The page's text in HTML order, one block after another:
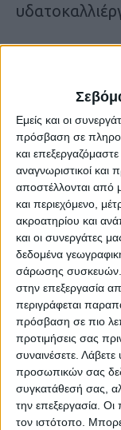
Εμείς και οι
πρόσβαση σε
και
αναγνωριστικοί
αποστέλλονται από
και περιεχόμενο,
ακροατηρίου και
και οι συνεργάτες
δεδομένα
σάρωσης συσκευών.
στην επεξεργασία
περιγράφεται
πρόσβαση σε πιο
προτιμήσεις σας
συναινέσετε. Λάβετε
προσωπικών σας
συγκατάθεσή σας,
την επεξεργασία. Οι
τον ιστότοπο.
Επιτροπής
πλαίσιο για
ενίσχυσης με
οικονομίας
κατά της
δ) βάσει του
2023/1465 της
2023
για τους
οποία έχουν
βιωσιμότητα
προϊόντων»
ακατάσχετες
του Δημοσίου